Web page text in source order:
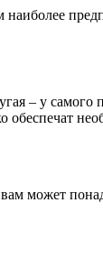
наиболее
– у
обеспечат
может